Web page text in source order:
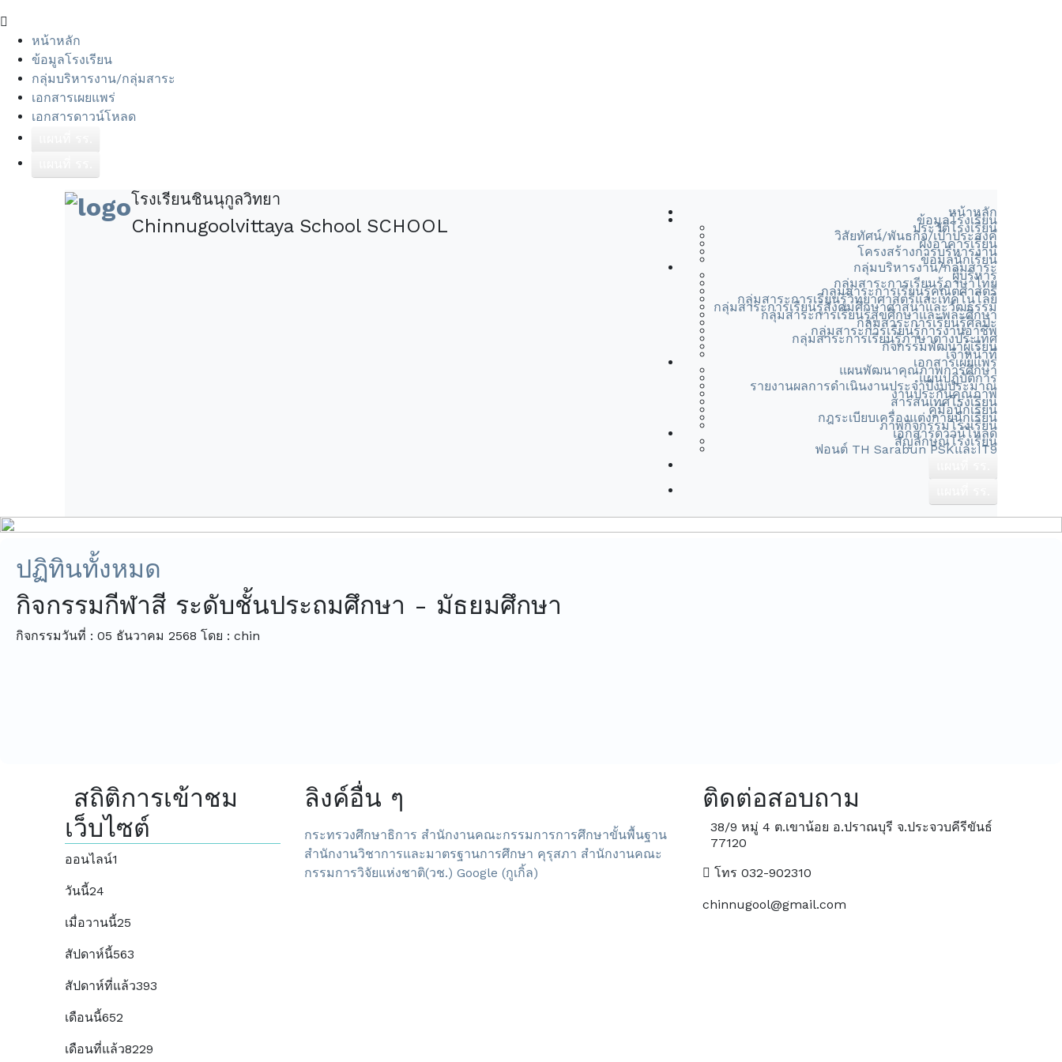
หน้าหลัก
ข้อมูลโรงเรียน
กลุ่มบริหารงาน/กลุ่มสาระ
เอกสารเผยแพร่
เอกสารดาวน์โหลด
โรงเรียนชินนุกูลวิทยา
Chinnugoolvittaya School SCHOOL
หน้าหลัก
ข้อมูลโรงเรียน
ประวัติโรงเรียน
วิสัยทัศน์/พันธกิจ/เป้าประสงค์
ผังอาคารเรียน
โครงสร้างการบริหารงาน
ข้อมูลนักเรียน
กลุ่มบริหารงาน/กลุ่มสาระ
ผู้บริหาร
กลุ่มสาระการเรียนรู้ภาษาไทย
กลุ่มสาระการเรียนรู้คณิตศาสตร์
กลุ่มสาระการเรียนรู้วิทยาศาสตร์และเทคโนโลยี
กลุ่มสาระการเรียนรู้สังคมศึกษาศาสนาและวัฒธรรม
กลุ่มสาระการเรียนรู้สุขศึกษาและพละศึกษา
กลุ่มสาระการเรียนรู้ศิลปะ
กลุ่มสาระการเรียนรู้การงานอาชีพ
กลุ่มสาระการเรียนรู้ภาษาต่างประเทศ
กิจกรรมพัฒนาผู้เรียน
เจ้าหน้าที่
เอกสารเผยแพร่
แผนพัฒนาคุณภาพการศึกษา
แผนปฏิบัติการ
รายงานผลการดำเนินงานประจำปีงบประมาณ
งานประกันคุณภาพ
สารสนเทศโรงเรียน
คู่มือนักเรียน
กฎระเบียบเครื่องแต่งกายนักเรียน
ภาพกิจกรรมโรงเรียน
เอกสารดาวน์โหลด
สัญลักษณ์โรงเรียน
ฟอนต์ TH Sarabun PSKและIT9
ปฏิทินทั้งหมด
กิจกรรมกีฬาสี ระดับชั้นประถมศึกษา - มัธยมศึกษา
กิจกรรมวันที่ : 05 ธันวาคม 2568 โดย : chin
สถิติการเข้าชม
เว็บไซต์
ออนไลน์1
วันนี้24
เมื่อวานนี้25
สัปดาห์นี้563
สัปดาห์ที่แล้ว393
เดือนนี้652
เดือนที่แล้ว8229
ลิงค์อื่น ๆ
กระทรวงศึกษาธิการ สำนักงานคณะกรรมการการศึกษาขั้นพื้นฐาน
สำนักงานวิชาการและมาตรฐานการศึกษา คุรุสภา สำนักงานคณะ
กรรมการวิจัยแห่งชาติ(วช.) Google (กูเกิ้ล)
ติดต่อสอบถาม
38/9 หมู่ 4 ต.เขาน้อย อ.ปราณบุรี จ.ประจวบคีรีขันธ์
77120
โทร 032-902310
chinnugool@gmail.com